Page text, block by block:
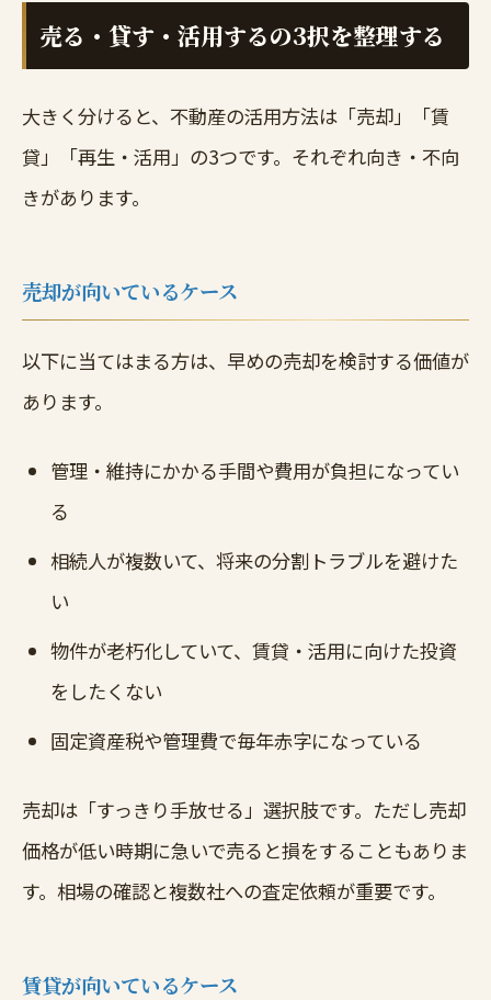
売る・貸す・活用するの3択を整理する
大きく分けると、不動産の活用方法は「売却」「賃
貸」「再生・活用」の3つです。それぞれ向き・不向
きがあります。
売却が向いているケース
以下に当てはまる方は、早めの売却を検討する価値が
あります。
管理・維持にかかる手間や費用が負担になってい
る
相続人が複数いて、将来の分割トラブルを避けた
い
物件が老朽化していて、賃貸・活用に向けた投資
をしたくない
固定資産税や管理費で毎年赤字になっている
売却は「すっきり手放せる」選択肢です。ただし売却
価格が低い時期に急いで売ると損をすることもありま
す。相場の確認と複数社への査定依頼が重要です。
賃貸が向いているケース